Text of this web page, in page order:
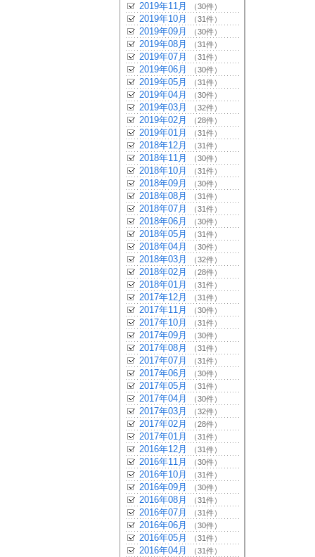
2019年11月 （30件）
2019年10月 （31件）
2019年09月 （30件）
2019年08月 （31件）
2019年07月 （31件）
2019年06月 （30件）
2019年05月 （31件）
2019年04月 （30件）
2019年03月 （32件）
2019年02月 （28件）
2019年01月 （31件）
2018年12月 （31件）
2018年11月 （30件）
2018年10月 （31件）
2018年09月 （30件）
2018年08月 （31件）
2018年07月 （31件）
2018年06月 （30件）
2018年05月 （31件）
2018年04月 （30件）
2018年03月 （32件）
2018年02月 （28件）
2018年01月 （31件）
2017年12月 （31件）
2017年11月 （30件）
2017年10月 （31件）
2017年09月 （30件）
2017年08月 （31件）
2017年07月 （31件）
2017年06月 （30件）
2017年05月 （31件）
2017年04月 （30件）
2017年03月 （32件）
2017年02月 （28件）
2017年01月 （31件）
2016年12月 （31件）
2016年11月 （30件）
2016年10月 （31件）
2016年09月 （30件）
2016年08月 （31件）
2016年07月 （31件）
2016年06月 （30件）
2016年05月 （31件）
2016年04月 （31件）